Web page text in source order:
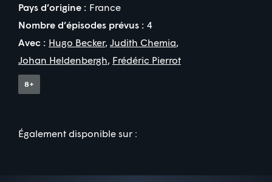
Pays d’origine : France
Nombre d’épisodes prévus : 4
Avec : Hugo Becker, Judith Chemia,
Johan Heldenbergh, Frédéric Pierrot
Également disponible sur :